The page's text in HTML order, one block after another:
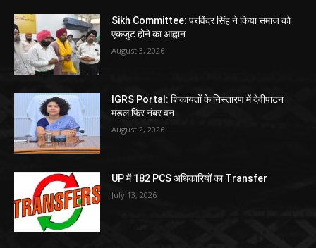
Sikh Committee: परविंदर सिंह ने किया समाज को
एकजुट होने का आह्वान
August 3, 2026
IGRS Portal: शिकायतों के निस्तारण में देवीपाटन
मंडल फिर नंबर वन
August 2, 2026
UP में 182 PCS अधिकारियों का Transfer
July 13, 2026